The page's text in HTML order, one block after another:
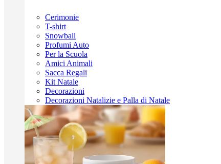
Cerimonie
T-shirt
Snowball
Profumi Auto
Per la Scuola
Amici Animali
Sacca Regali
Kit Natale
Decorazioni
Decorazioni Natalizie e Palla di Natale